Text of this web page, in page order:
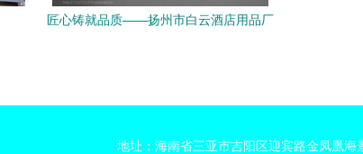
匠心铸就品质——扬州市白云酒店用品厂
地址：海南省三亚市吉阳区迎宾路金凤凰海